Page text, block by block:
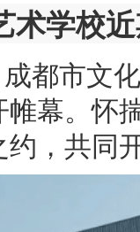
术学校
都市文
幕。怀
，共同